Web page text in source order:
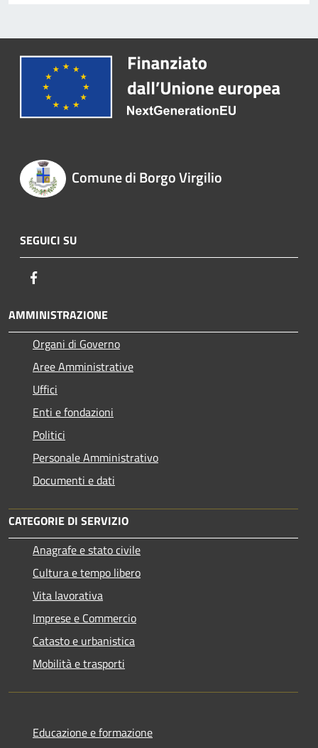
Comune di Borgo Virgilio
SEGUICI SU
AMMINISTRAZIONE
Organi di Governo
Aree Amministrative
Uffici
Enti e fondazioni
Politici
Personale Amministrativo
Documenti e dati
CATEGORIE DI SERVIZIO
Anagrafe e stato civile
Cultura e tempo libero
Vita lavorativa
Imprese e Commercio
Catasto e urbanistica
Mobilità e trasporti
Educazione e formazione